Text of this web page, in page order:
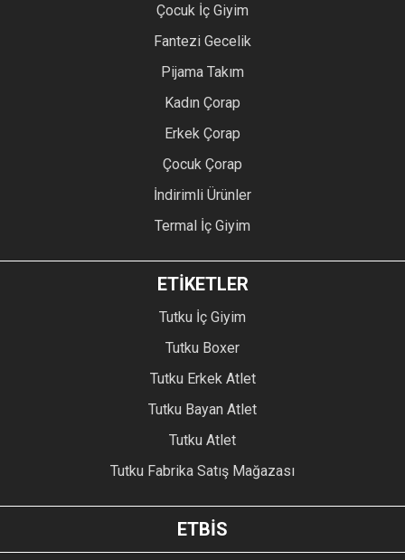
Çocuk İç Giyim
Fantezi Gecelik
Pijama Takım
Kadın Çorap
Erkek Çorap
Çocuk Çorap
İndirimli Ürünler
Termal İç Giyim
ETİKETLER
Tutku İç Giyim
Tutku Boxer
Tutku Erkek Atlet
Tutku Bayan Atlet
Tutku Atlet
Tutku Fabrika Satış Mağazası
ETBİS